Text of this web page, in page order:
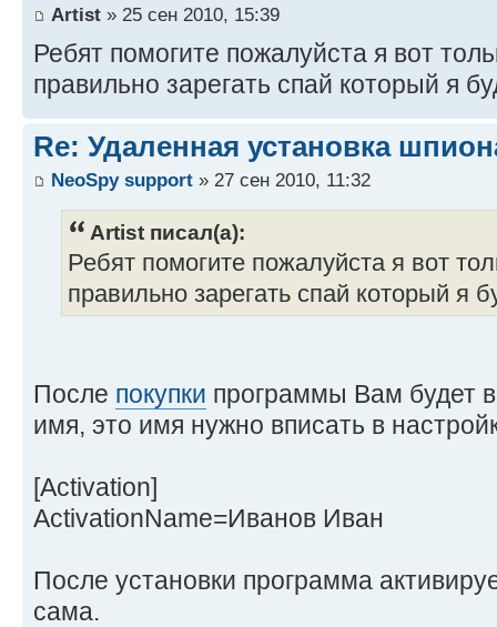
Artist » 25 сен 2010, 15:39
Ребят помогите пожалуйста я вот
правильно зарегать спай который я
Re: Удаленная установка
NeoSpy support » 27 сен 2010, 11:32
Artist писал(а):
Ребят помогите пожалуйста я вот
правильно зарегать спай который я
После покупки программы Вам будет
имя, это имя нужно вписать в
[Activation]
ActivationName=Иванов Иван
После установки программа
сама.